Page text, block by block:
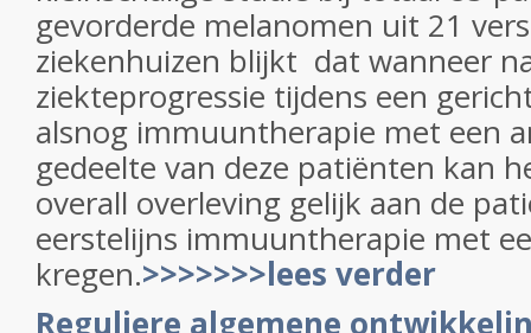
gevorderde melanomen uit 21
ziekenhuizen blijkt dat wanneer
ziekteprogressie tijdens een
alsnog immuuntherapie met een
gedeelte van deze patiënten kan
overall overleving gelijk aan de
eerstelijns immuuntherapie met
kregen.>>>>>>>lees verder
Reguliere algemene